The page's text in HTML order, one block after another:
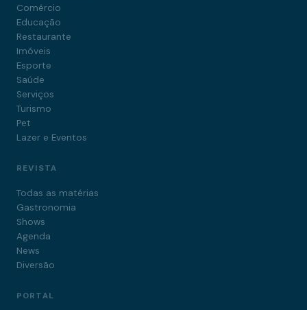
Comércio
Educação
Restaurante
Imóveis
Esporte
Saúde
Serviços
Turismo
Pet
Lazer e Eventos
REVISTA
Todas as matérias
Gastronomia
Shows
Agenda
News
Diversão
PORTAL